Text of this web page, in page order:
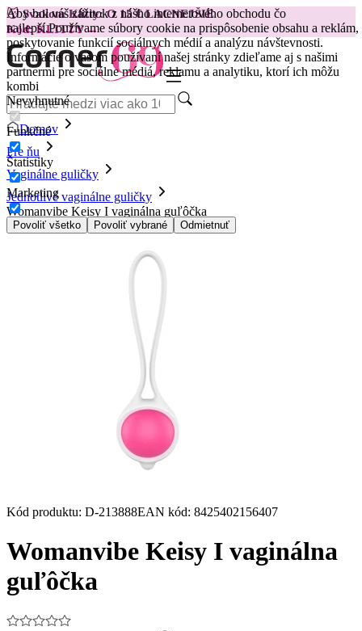
Aby bol váš zážitok z nášho internetového obchodu čo
najlepší.Používame súbory cookie na prispôsobenie obsahu a reklám,
poskytovanie funkcií sociálnych médií a analýzu návštevnosti.
Informácie o vašom používaní našej stránky zdieľame aj s našimi
partnermi pre sociálne médiá, reklamu a analytiku, ktorí ich môžu
kombi
Nevyhnutné
Funkčné
Štatistiky
Marketing
Povoliť všetko Povoliť vybrané Odmietnuť
😽Svakom Klitty: O 15 € LACNEJŠIE
Kód: KLITTY →
Domov
Pre ňu
Vaginálne guličky
Jednotlivé vaginálne guličky
Womanvibe Keisy I vaginálna guľôčka
Kód produktu: D-213888EAN kód: 8425402156407
Womanvibe Keisy I vaginálna
guľôčka